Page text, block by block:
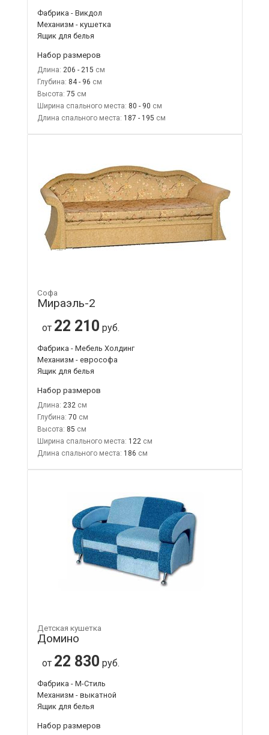
Фабрика - Викдол
Механизм - кушетка
Ящик для белья
Набор размеров
Длина: 206 - 215
Глубина: 84 - 96
Высота: 75
Ширина спального места: 80 - 90
Длина спального места: 187 - 195
Софа
Мираэль-2
от 22 210 руб.
Фабрика - Мебель Холдинг
Механизм - еврософа
Ящик для белья
Набор размеров
Длина: 232
Глубина: 70
Высота: 85
Ширина спального места: 122
Длина спального места: 186
Детская кушетка
Домино
от 22 830 руб.
Фабрика - М-Стиль
Механизм - выкатной
Ящик для белья
Набор размеров